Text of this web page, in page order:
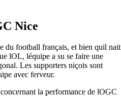
Nice
du football français, et bien quil nait
lOL, léquipe a su se faire une
Les supporters niçois sont
avec ferveur.
la performance de lOGC